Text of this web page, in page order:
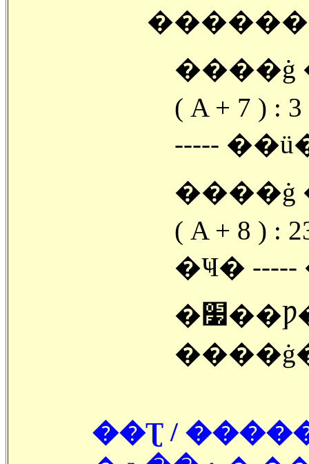
����ġ
( A + 7 ) :
-----
����ġ
( A + 8 ) :
�Ҹ�
�׷��Ƿ� �� ��쿡�� ī�带
��Ʈ /